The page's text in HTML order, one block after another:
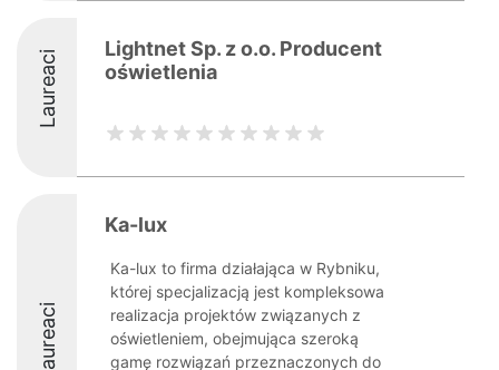
Laureaci
Lightnet Sp. z o.o. Producent
oświetlenia
Laureaci
Ka-lux
Ka-lux to firma działająca w Rybniku,
której specjalizacją jest kompleksowa
realizacja projektów związanych z
oświetleniem, obejmująca szeroką
gamę rozwiązań przeznaczonych do